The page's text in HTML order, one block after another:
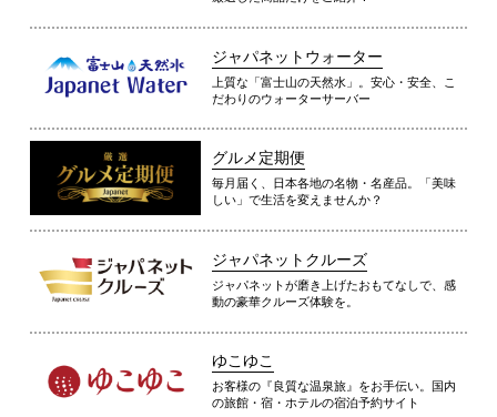
ジャパネットウォーター
上質な「富士山の天然水」。安心・安全、こ
だわりのウォーターサーバー
グルメ定期便
毎月届く、日本各地の名物・名産品。「美味
しい」で生活を変えませんか？
ジャパネットクルーズ
ジャパネットが磨き上げたおもてなしで、感
動の豪華クルーズ体験を。
ゆこゆこ
お客様の『良質な温泉旅』をお手伝い。国内
の旅館・宿・ホテルの宿泊予約サイト